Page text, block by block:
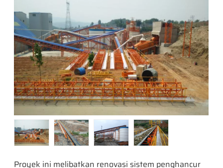
Proyek ini melibatkan renovasi sistem penghancur